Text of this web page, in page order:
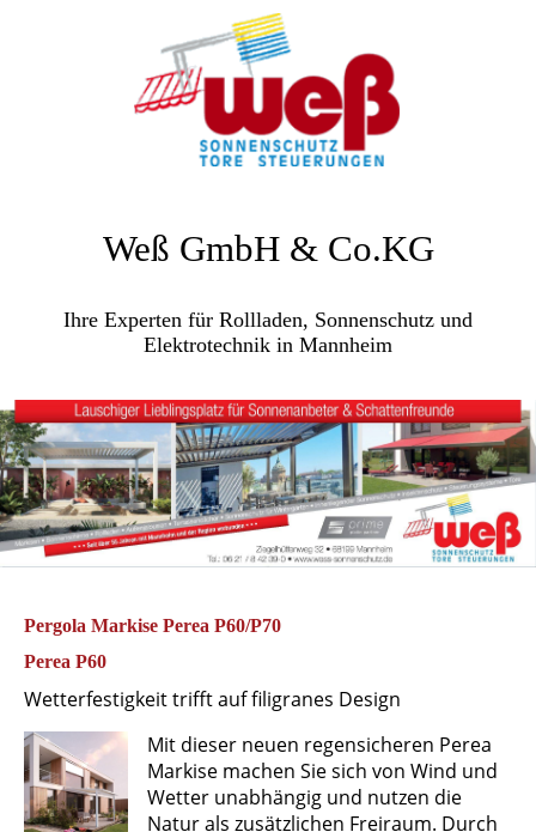
Weß GmbH & Co.KG
Ihre Experten für Rollladen, Sonnenschutz und
Elektrotechnik in Mannheim
Pergola Markise Perea P60/P70
Perea P60
Wetterfestigkeit trifft auf filigranes Design
Mit dieser neuen regensicheren Perea
Markise machen Sie sich von Wind und
Wetter unabhängig und nutzen die
Natur als zusätzlichen Freiraum. Durch